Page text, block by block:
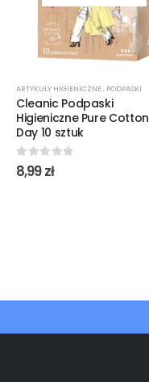
ARTYKUŁY HIGIENICZNE, PODPASKI
Cleanic Podpaski
Higieniczne Pure Cotton
Day 10 sztuk
0out of 5
8,99zł